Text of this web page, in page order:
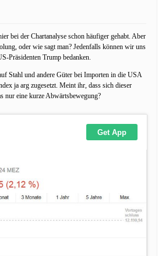
bei der Chartanalyse schon häufiger gehabt. Aber
oder wie sagt man? Jedenfalls können wir uns
Präsidenten Trump bedanken.
Stahl und andere Güter bei Importen in die USA
ja arg zugesetzt. Meint ihr, dass sich dieser
nur eine kurze Abwärtsbewegung?